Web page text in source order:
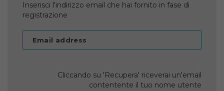
Inserisci l'indirizzo email che hai fornito in fase di
registrazione
Email address
Cliccando su 'Recupera' riceverai un'email
contentente il tuo nome utente